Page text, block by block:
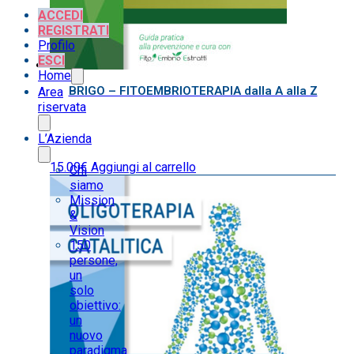
ACCEDI
REGISTRATI
Profilo
ESCI
Home
Area
riservata
L’Azienda
Chi
siamo
Mission
&
Vision
150
persone,
un
solo
obiettivo:
un
nuovo
paradigma
BRIGO – FITOEMBRIOTERAPIA dalla A alla Z
15.00€ Aggiungi al carrello